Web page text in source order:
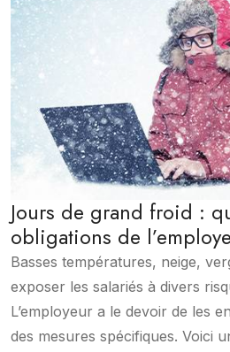
Jours de grand froid :
obligations de
Basses températures, neige,
exposer les salariés à divers
L’employeur a le devoir de les
des mesures spécifiques. Voici